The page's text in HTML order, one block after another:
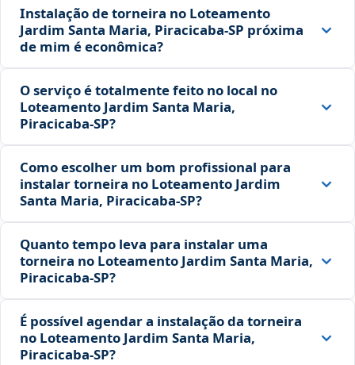
Instalação de torneira no Loteamento
Jardim Santa Maria, Piracicaba‑SP próxima
de mim é econômica?
O serviço é totalmente feito no local no
Loteamento Jardim Santa Maria,
Piracicaba‑SP?
Como escolher um bom profissional para
instalar torneira no Loteamento Jardim
Santa Maria, Piracicaba‑SP?
Quanto tempo leva para instalar uma
torneira no Loteamento Jardim Santa Maria,
Piracicaba‑SP?
É possível agendar a instalação da torneira
no Loteamento Jardim Santa Maria,
Piracicaba‑SP?